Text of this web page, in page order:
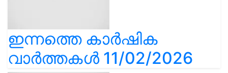
ഇന്നത്തെ കാർഷിക
വാർത്തകൾ 11/02/2026